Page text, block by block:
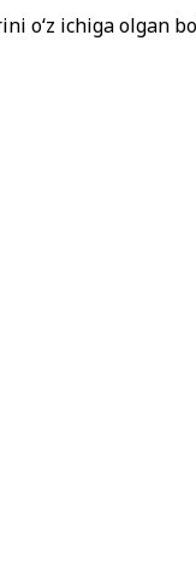
o‘z ichiga olgan